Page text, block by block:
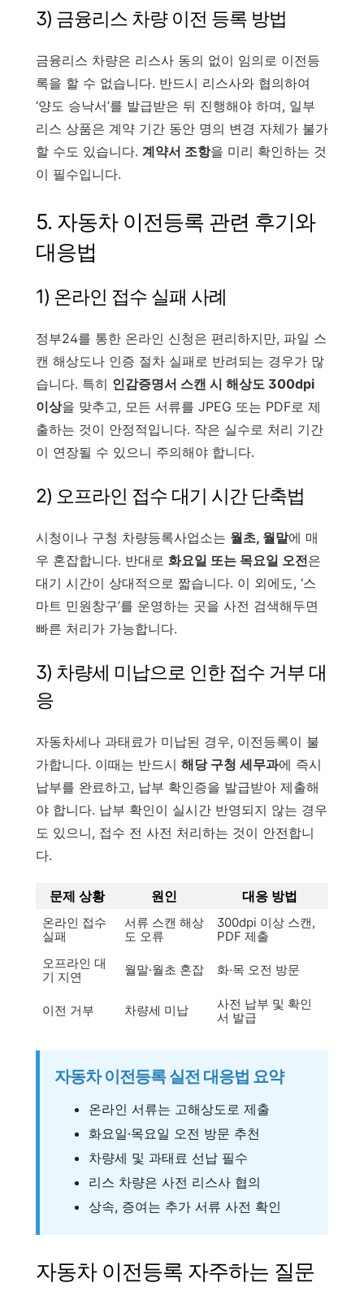
3) 금융리스 차량 이전 등록 방법
금융리스 차량은 리스사 동의 없이 임의로 이전등
록을 할 수 없습니다. 반드시 리스사와 협의하여
‘양도 승낙서’를 발급받은 뒤 진행해야 하며, 일부
리스 상품은 계약 기간 동안 명의 변경 자체가 불가
할 수도 있습니다. 계약서 조항을 미리 확인하는 것
이 필수입니다.
5. 자동차 이전등록 관련 후기와
대응법
1) 온라인 접수 실패 사례
정부24를 통한 온라인 신청은 편리하지만, 파일 스
캔 해상도나 인증 절차 실패로 반려되는 경우가 많
습니다. 특히 인감증명서 스캔 시 해상도 300dpi
이상을 맞추고, 모든 서류를 JPEG 또는 PDF로 제
출하는 것이 안정적입니다. 작은 실수로 처리 기간
이 연장될 수 있으니 주의해야 합니다.
2) 오프라인 접수 대기 시간 단축법
시청이나 구청 차량등록사업소는 월초, 월말에 매
우 혼잡합니다. 반대로 화요일 또는 목요일 오전은
대기 시간이 상대적으로 짧습니다. 이 외에도, ‘스
마트 민원창구’를 운영하는 곳을 사전 검색해두면
빠른 처리가 가능합니다.
3) 차량세 미납으로 인한 접수 거부 대
응
자동차세나 과태료가 미납된 경우, 이전등록이 불
가합니다. 이때는 반드시 해당 구청 세무과에 즉시
납부를 완료하고, 납부 확인증을 발급받아 제출해
야 합니다. 납부 확인이 실시간 반영되지 않는 경우
도 있으니, 접수 전 사전 처리하는 것이 안전합니
다.
문제 상황 원인 대응 방법
온라인 접수
실패
서류 스캔 해상
도 오류
300dpi 이상 스캔,
PDF 제출
오프라인 대
기 지연
월말·월초 혼잡 화·목 오전 방문
이전 거부 차량세 미납
사전 납부 및 확인
서 발급
자동차 이전등록 실전 대응법 요약
온라인 서류는 고해상도로 제출
화요일·목요일 오전 방문 추천
차량세 및 과태료 선납 필수
리스 차량은 사전 리스사 협의
상속, 증여는 추가 서류 사전 확인
자동차 이전등록 자주하는 질문